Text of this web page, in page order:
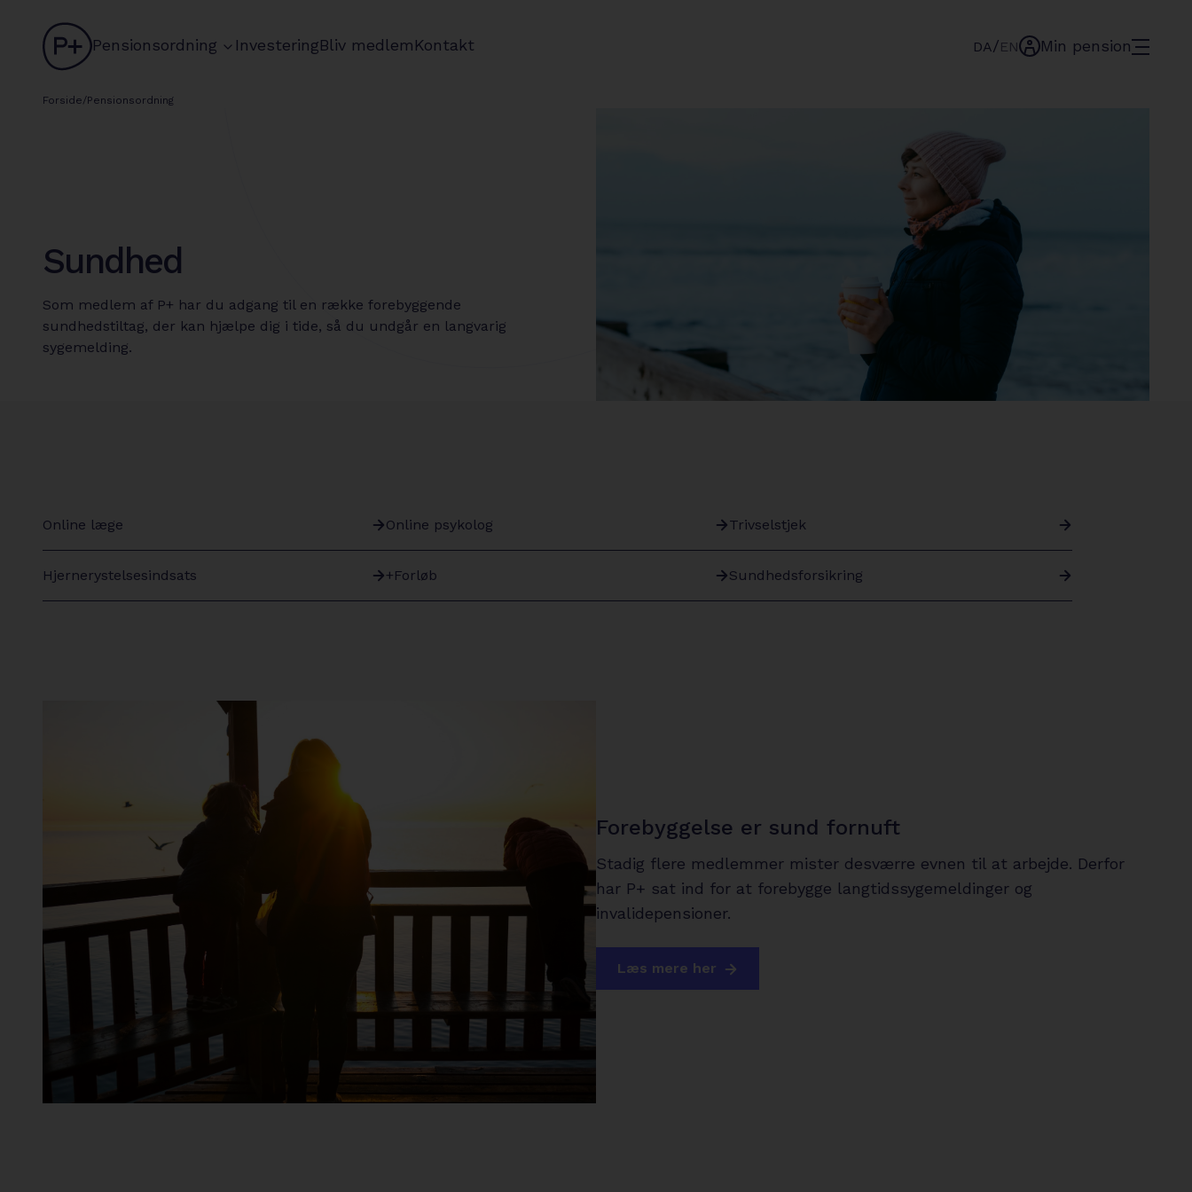
logo
Pensionsordning chevron
InvesteringBliv medlemKontakt DA/ENmin-Min pensionmenu
Forside/Pensionsordning
Sundhed
Som medlem af P+ har du adgang til en række forebyggende
sundhedstiltag, der kan hjælpe dig i tide, så du undgår en langvarig
sygemelding.
Online læge
arrow-
right
Online psykolog
arrow-
right
Trivselstjek
arrow-
right
Hjernerystelsesindsats
arrow-
right
+Forløb
arrow-
right
Sundhedsforsikring
arrow-
right
Forebyggelse er sund fornuft
Stadig flere medlemmer mister desværre evnen til at arbejde. Derfor
har P+ sat ind for at forebygge langtidssygemeldinger og
invalidepensioner.
Læs mere her arrow-
right